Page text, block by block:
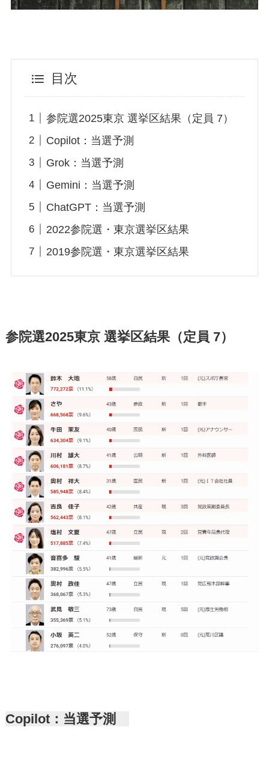
目次
参院選2025東京 選挙区結果（定員 7）
Copilot：当選予測
Grok：当選予測
Gemini：当選予測
ChatGPT：当選予測
2022参院選・東京選挙区結果
2019参院選・東京選挙区結果
参院選2025東京 選挙区結果（定員 7）
Copilot：当選予測